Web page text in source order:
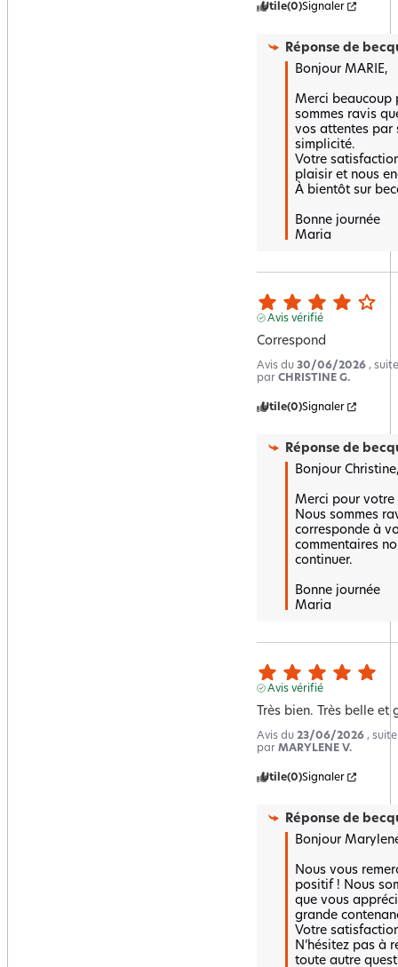
Utile(0)Signaler
Réponse de
Bonjour MARIE,
Merci beaucoup
sommes ravis
vos attentes par
simplicité.
Votre
plaisir et nous
À bientôt sur
Bonne journée
Maria
Avis vérifié
Correspond
Avis du 30/06/2026 ,
par CHRISTINE G.
Utile(0)Signaler
Réponse de
Bonjour Christine,
Merci pour
Nous sommes
corresponde à
commentaires
continuer.
Bonne journée
Maria
Avis vérifié
Très bien. Très belle et
Avis du 23/06/2026 ,
par MARYLENE V.
Utile(0)Signaler
Réponse de
Bonjour
Nous vous
positif ! Nous
que vous
grande
Votre
N’hésitez pas à
toute autre